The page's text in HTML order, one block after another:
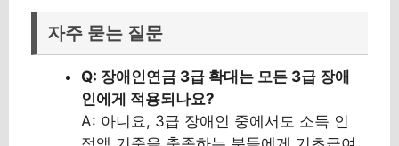
자주 묻는 질문
Q: 장애인연금 3급 확대는 모든 3급 장애
인에게 적용되나요?
A: 아니요, 3급 장애인 중에서도 소득 인